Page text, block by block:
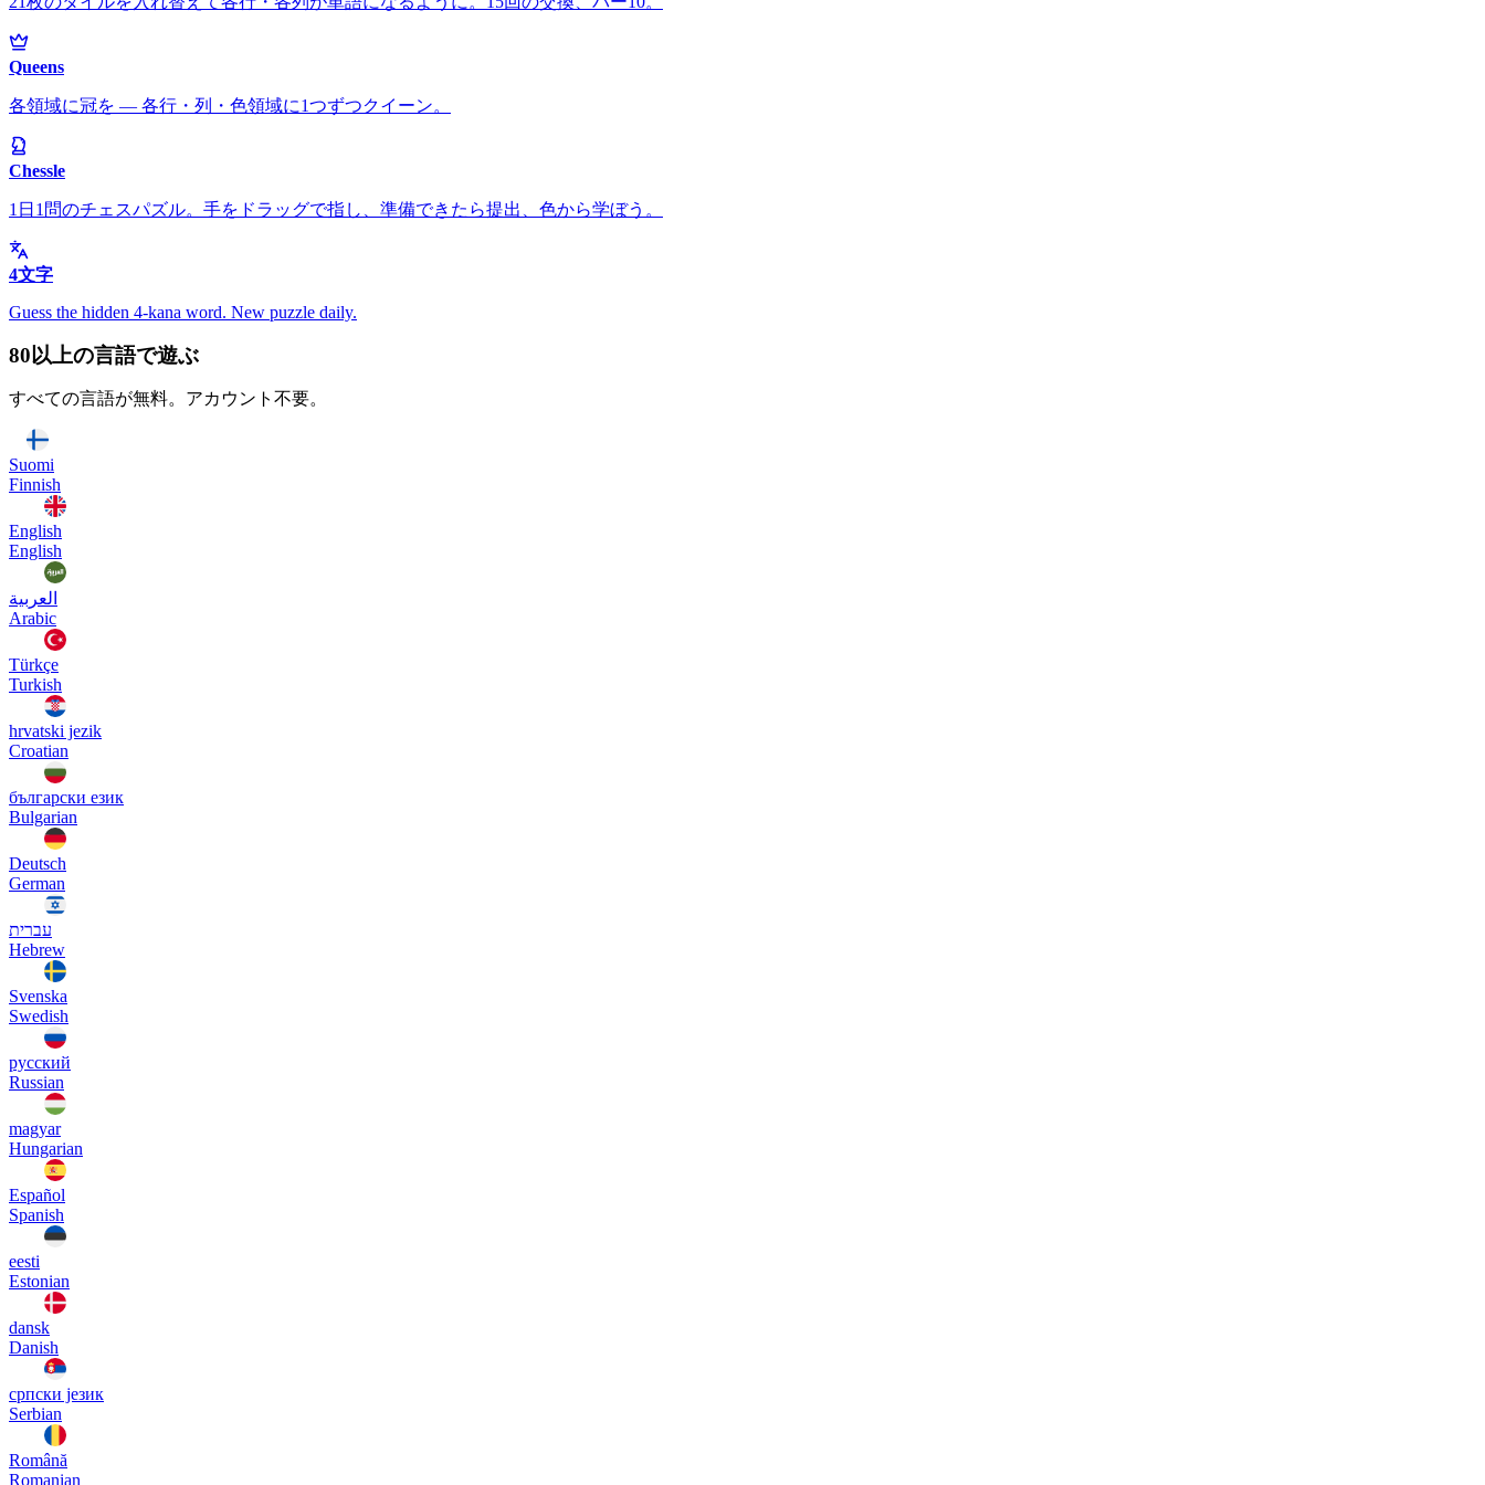
Queens
各領域に冠を — 各行・列・色領域に1つずつクイーン。
Chessle
1日1問のチェスパズル。手をドラッグで指し、準備できたら提出、色から学ぼう。
4文字
Guess the hidden 4-kana word. New puzzle daily.
80以上の言語で遊ぶ
すべての言語が無料。アカウント不要。
Suomi
Finnish
English
English
العربية
Arabic
Türkçe
Turkish
hrvatski jezik
Croatian
български език
Bulgarian
Deutsch
German
עברית
Hebrew
Svenska
Swedish
русский
Russian
magyar
Hungarian
Español
Spanish
eesti
Estonian
dansk
Danish
српски језик
Serbian
Română
Romanian